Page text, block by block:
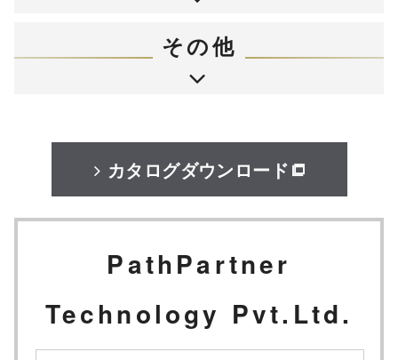
その他
カタログダウンロード
PathPartner
Technology Pvt.Ltd.